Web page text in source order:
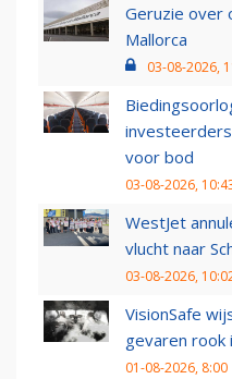
Geruzie over
Mallorca
03-08-2026,
voor bod
03-08-2026,
WestJet
vlucht naar
03-08-2026,
VisionSafe
gevaren rook
01-08-2026, 8:00